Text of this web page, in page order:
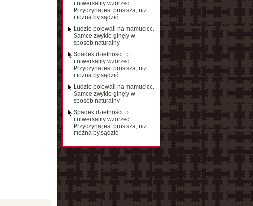
uniwersalny wzorzec.
Przyczyna jest prostsza, niż
można by sądzić
Ludzie polowali na mamucice.
Samce zwykle ginęły w
sposób naturalny
Spadek dzietności to
uniwersalny wzorzec.
Przyczyna jest prostsza, niż
można by sądzić
Ludzie polowali na mamucice.
Samce zwykle ginęły w
sposób naturalny
Spadek dzietności to
uniwersalny wzorzec.
Przyczyna jest prostsza, niż
można by sądzić